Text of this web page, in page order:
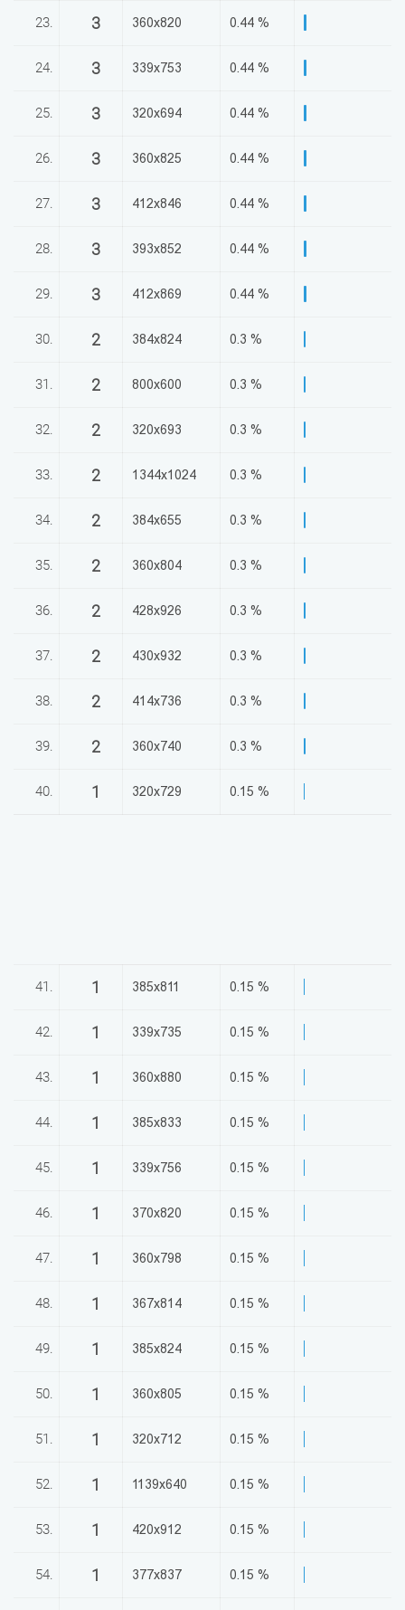
23. 3 360x820 0.44 %
24. 3 339x753 0.44 %
25. 3 320x694 0.44 %
26. 3 360x825 0.44 %
27. 3 412x846 0.44 %
28. 3 393x852 0.44 %
29. 3 412x869 0.44 %
30. 2 384x824 0.3 %
31. 2 800x600 0.3 %
32. 2 320x693 0.3 %
33. 2 1344x1024 0.3 %
34. 2 384x655 0.3 %
35. 2 360x804 0.3 %
36. 2 428x926 0.3 %
37. 2 430x932 0.3 %
38. 2 414x736 0.3 %
39. 2 360x740 0.3 %
40. 1 320x729 0.15 %
41. 1 385x811 0.15 %
42. 1 339x735 0.15 %
43. 1 360x880 0.15 %
44. 1 385x833 0.15 %
45. 1 339x756 0.15 %
46. 1 370x820 0.15 %
47. 1 360x798 0.15 %
48. 1 367x814 0.15 %
49. 1 385x824 0.15 %
50. 1 360x805 0.15 %
51. 1 320x712 0.15 %
52. 1 1139x640 0.15 %
53. 1 420x912 0.15 %
54. 1 377x837 0.15 %